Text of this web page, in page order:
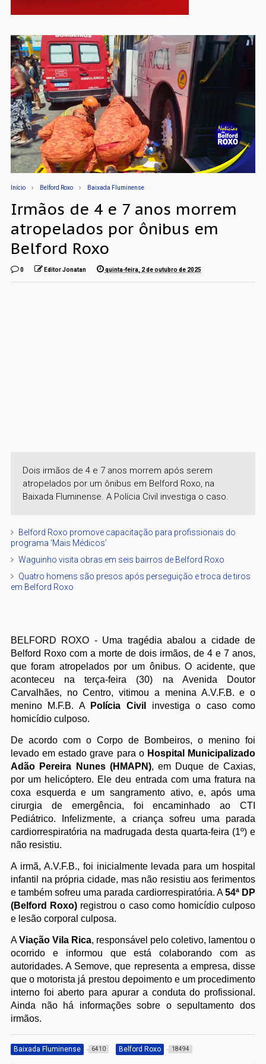
Início Belford Roxo Baixada Fluminense
Irmãos de 4 e 7 anos morrem
atropelados por ônibus em
Belford Roxo
0 Editor Jonatan quinta-feira, 2 de outubro de 2025
Dois irmãos de 4 e 7 anos morrem após serem
atropelados por um ônibus em Belford Roxo, na
Baixada Fluminense. A Polícia Civil investiga o caso.
Belford Roxo promove capacitação para profissionais do
programa ‘Mais Médicos’
Waguinho visita obras em seis bairros de Belford Roxo
Quatro homens são presos após perseguição e troca de tiros
em Belford Roxo
BELFORD ROXO - Uma tragédia abalou a cidade de
Belford Roxo com a morte de dois irmãos, de 4 e 7 anos,
que foram atropelados por um ônibus. O acidente, que
aconteceu na terça-feira (30) na Avenida Doutor
Carvalhães, no Centro, vitimou a menina A.V.F.B. e o
menino M.F.B. A
Polícia Civil
investiga o caso como
homicídio culposo.
De acordo com o Corpo de Bombeiros, o menino foi
levado em estado grave para o Hospital Municipalizado
Adão Pereira Nunes (HMAPN), em Duque de Caxias,
por um helicóptero. Ele deu entrada com uma fratura na
coxa esquerda e um sangramento ativo, e, após uma
cirurgia de emergência, foi encaminhado ao CTI
Pediátrico. Infelizmente, a criança sofreu uma parada
cardiorrespiratória na madrugada desta quarta-feira (1º) e
não resistiu.
A irmã, A.V.F.B., foi inicialmente levada para um hospital
infantil na própria cidade, mas não resistiu aos ferimentos
e também sofreu uma parada cardiorrespiratória. A54ª DP
(Belford Roxo) registrou o caso como homicídio culposo
e lesão corporal culposa.
AViação Vila Rica, responsável pelo coletivo, lamentou o
ocorrido e informou que está colaborando com as
autoridades. A Semove, que representa a empresa, disse
que o motorista já prestou depoimento e um procedimento
interno foi aberto para apurar a conduta do profissional.
Ainda não há informações sobre o sepultamento dos
irmãos.
Baixada Fluminense 6410 Belford Roxo 18494